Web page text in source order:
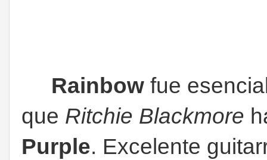
Rainbow fue
que Ritchie Blackmore
Purple. Excelente